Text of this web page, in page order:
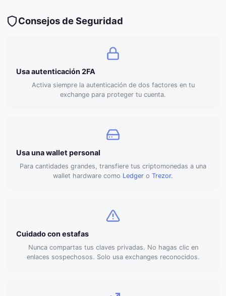
Consejos de Seguridad
Usa autenticación 2FA
Activa siempre la autenticación de dos factores en tu
exchange para proteger tu cuenta.
Usa una wallet personal
Para cantidades grandes, transfiere tus criptomonedas a una
wallet hardware como Ledger o Trezor.
Cuidado con estafas
Nunca compartas tus claves privadas. No hagas clic en
enlaces sospechosos. Solo usa exchanges reconocidos.